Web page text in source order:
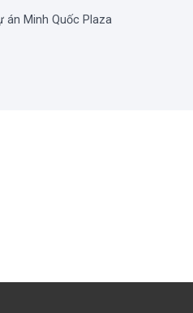
án Minh Quốc Plaza